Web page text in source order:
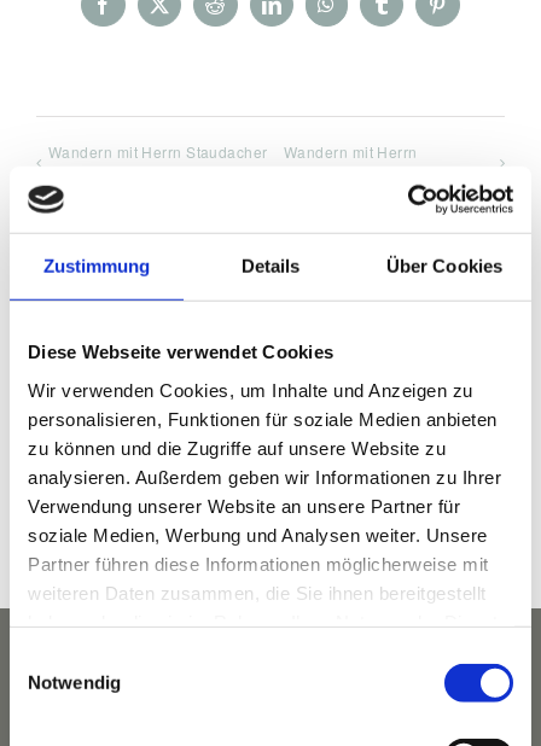
Zustimmung Details Über Cookies
Diese Webseite verwendet Cookies
Wir verwenden Cookies, um Inhalte und Anzeigen zu
personalisieren, Funktionen für soziale Medien anbieten
zu können und die Zugriffe auf unsere Website zu
analysieren. Außerdem geben wir Informationen zu Ihrer
Verwendung unserer Website an unsere Partner für
soziale Medien, Werbung und Analysen weiter. Unsere
Partner führen diese Informationen möglicherweise mit
weiteren Daten zusammen, die Sie ihnen bereitgestellt
Notwendig
Facebook
X RedditLinkedInWhatsAppTumblrPinterest
Wandern mit Herrn Staudacher
Wandern mit Herrn
Datum:
Juli 6, 2023
8:30 p.m. - 10:00 p.m.
Veranstaltungskategorie:
Kulinarik